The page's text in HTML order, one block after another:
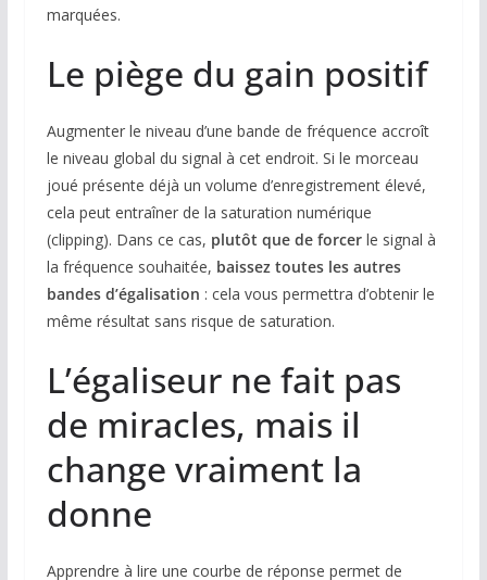
marquées.
Le piège du gain positif
Augmenter le niveau d’une bande de fréquence accroît
le niveau global du signal à cet endroit. Si le morceau
joué présente déjà un volume d’enregistrement élevé,
cela peut entraîner de la saturation numérique
(clipping). Dans ce cas, plutôt que de forcerle signal à
la fréquence souhaitée, baissez toutes les autres
bandes d’égalisation : cela vous permettra d’obtenir le
même résultat sans risque de saturation.
L’égaliseur ne fait pas
de miracles, mais il
change vraiment la
donne
Apprendre à lire une courbe de réponse permet de